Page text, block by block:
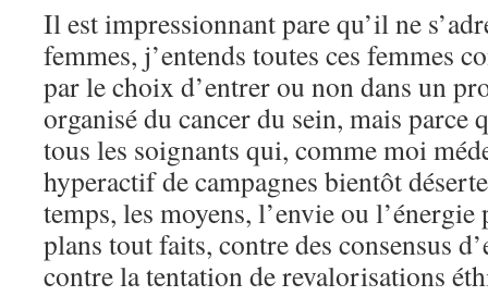
Il est impressionnant pare qu’il ne
femmes, j’entends toutes ces femmes
par le choix d’entrer ou non dans un
organisé du cancer du sein, mais parce
tous les soignants qui, comme moi
hyperactif de campagnes bientôt
temps, les moyens, l’envie ou
plans tout faits, contre des consensus
contre la tentation de revalorisations